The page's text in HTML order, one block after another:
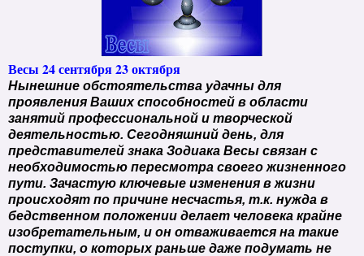
Весы 24 сентября 23 октября
Нынешние обстоятельства удачны для
проявления Ваших способностей в области
занятий профессиональной и творческой
деятельностью. Сегодняшний день, для
представителей знака Зодиака Весы связан с
необходимостью пересмотра своего жизненного
пути. Зачастую ключевые изменения в жизни
происходят по причине несчастья, т.к. нужда в
бедственном положении делает человека крайне
изобретательным, и он отваживается на такие
поступки, о которых раньше даже подумать не